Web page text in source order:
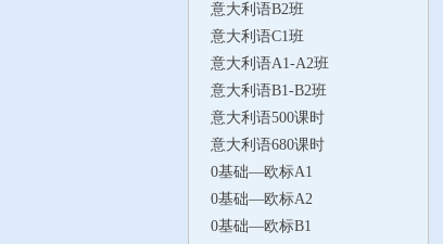
意大利语B2班
意大利语C1班
意大利语A1-A2班
意大利语B1-B2班
意大利语500课时
意大利语680课时
0基础—欧标A1
0基础—欧标A2
0基础—欧标B1